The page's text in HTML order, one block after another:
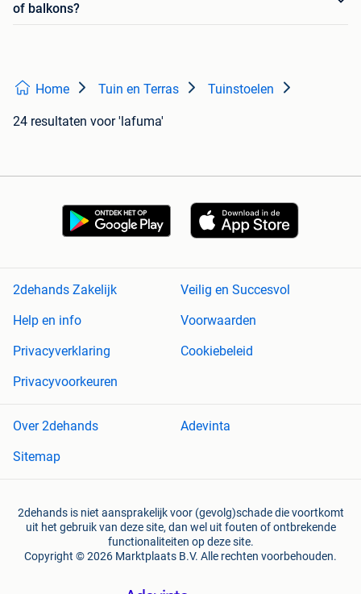
of balkons?
Home Tuin en Terras Tuinstoelen
24 resultaten voor 'lafuma'
2dehands Zakelijk
Veilig en Succesvol
Help en info
Voorwaarden
Privacyverklaring
Cookiebeleid
Privacyvoorkeuren
Over 2dehands
Adevinta
Sitemap
2dehands is niet aansprakelijk voor (gevolg)schade die voortkomt
uit het gebruik van deze site, dan wel uit fouten of ontbrekende
functionaliteiten op deze site.
Copyright © 2026 Marktplaats B.V. Alle rechten voorbehouden.